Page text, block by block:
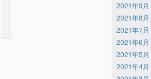
2021年9月
2021年8月
2021年7月
2021年6月
2021年5月
2021年4月